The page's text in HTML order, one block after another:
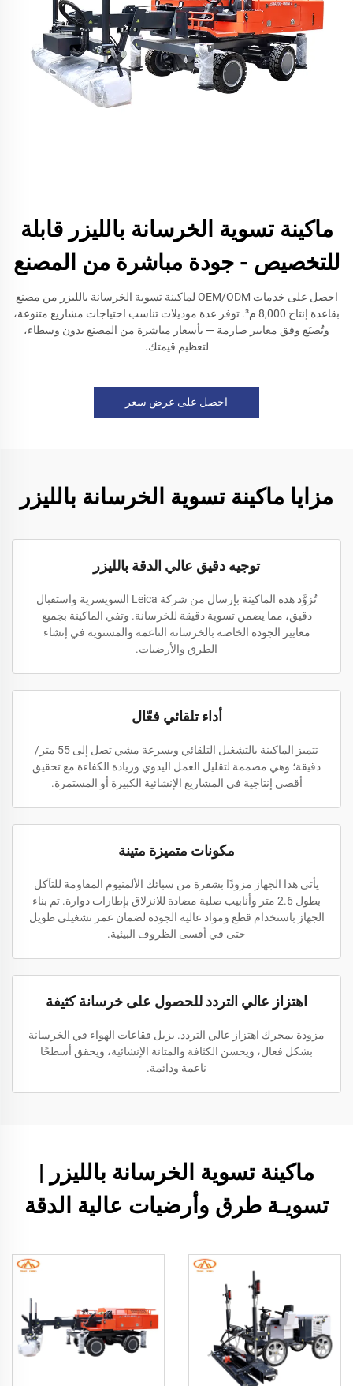
ماكينة تسوية الخرسانة بالليزر قابلة
للتخصيص - جودة مباشرة من المصنع
احصل على خدمات OEM/ODM لماكينة تسوية الخرسانة بالليزر من مصنع
بقاعدة إنتاج 8,000 م³. توفر عدة موديلات تناسب احتياجات مشاريع متنوعة،
وتُصنَع وفق معايير صارمة — بأسعار مباشرة من المصنع بدون وسطاء،
لتعظيم قيمتك.
احصل على عرض سعر
مزايا ماكينة تسوية الخرسانة بالليزر
توجيه دقيق عالي الدقة بالليزر
تُزوَّد هذه الماكينة بإرسال من شركة Leica السويسرية واستقبال
دقيق، مما يضمن تسوية دقيقة للخرسانة. وتفي الماكينة بجميع
معايير الجودة الخاصة بالخرسانة الناعمة والمستوية في إنشاء
الطرق والأرضيات.
أداء تلقائي فعّال
تتميز الماكينة بالتشغيل التلقائي وبسرعة مشي تصل إلى 55 متر/
دقيقة؛ وهي مصممة لتقليل العمل اليدوي وزيادة الكفاءة مع تحقيق
أقصى إنتاجية في المشاريع الإنشائية الكبيرة أو المستمرة.
مكونات متميزة متينة
يأتي هذا الجهاز مزودًا بشفرة من سبائك الألمنيوم المقاومة للتآكل
بطول 2.6 متر وأنابيب صلبة مضادة للانزلاق بإطارات دوارة. تم بناء
الجهاز باستخدام قطع ومواد عالية الجودة لضمان عمر تشغيلي طويل
حتى في أقسى الظروف البيئية.
اهتزاز عالي التردد للحصول على خرسانة كثيفة
مزودة بمحرك اهتزاز عالي التردد. يزيل فقاعات الهواء في الخرسانة
بشكل فعال، ويحسن الكثافة والمتانة الإنشائية، ويحقق أسطحًا
ناعمة ودائمة.
ماكينة تسوية الخرسانة بالليزر |
تسويـة طرق وأرضيات عالية الدقة